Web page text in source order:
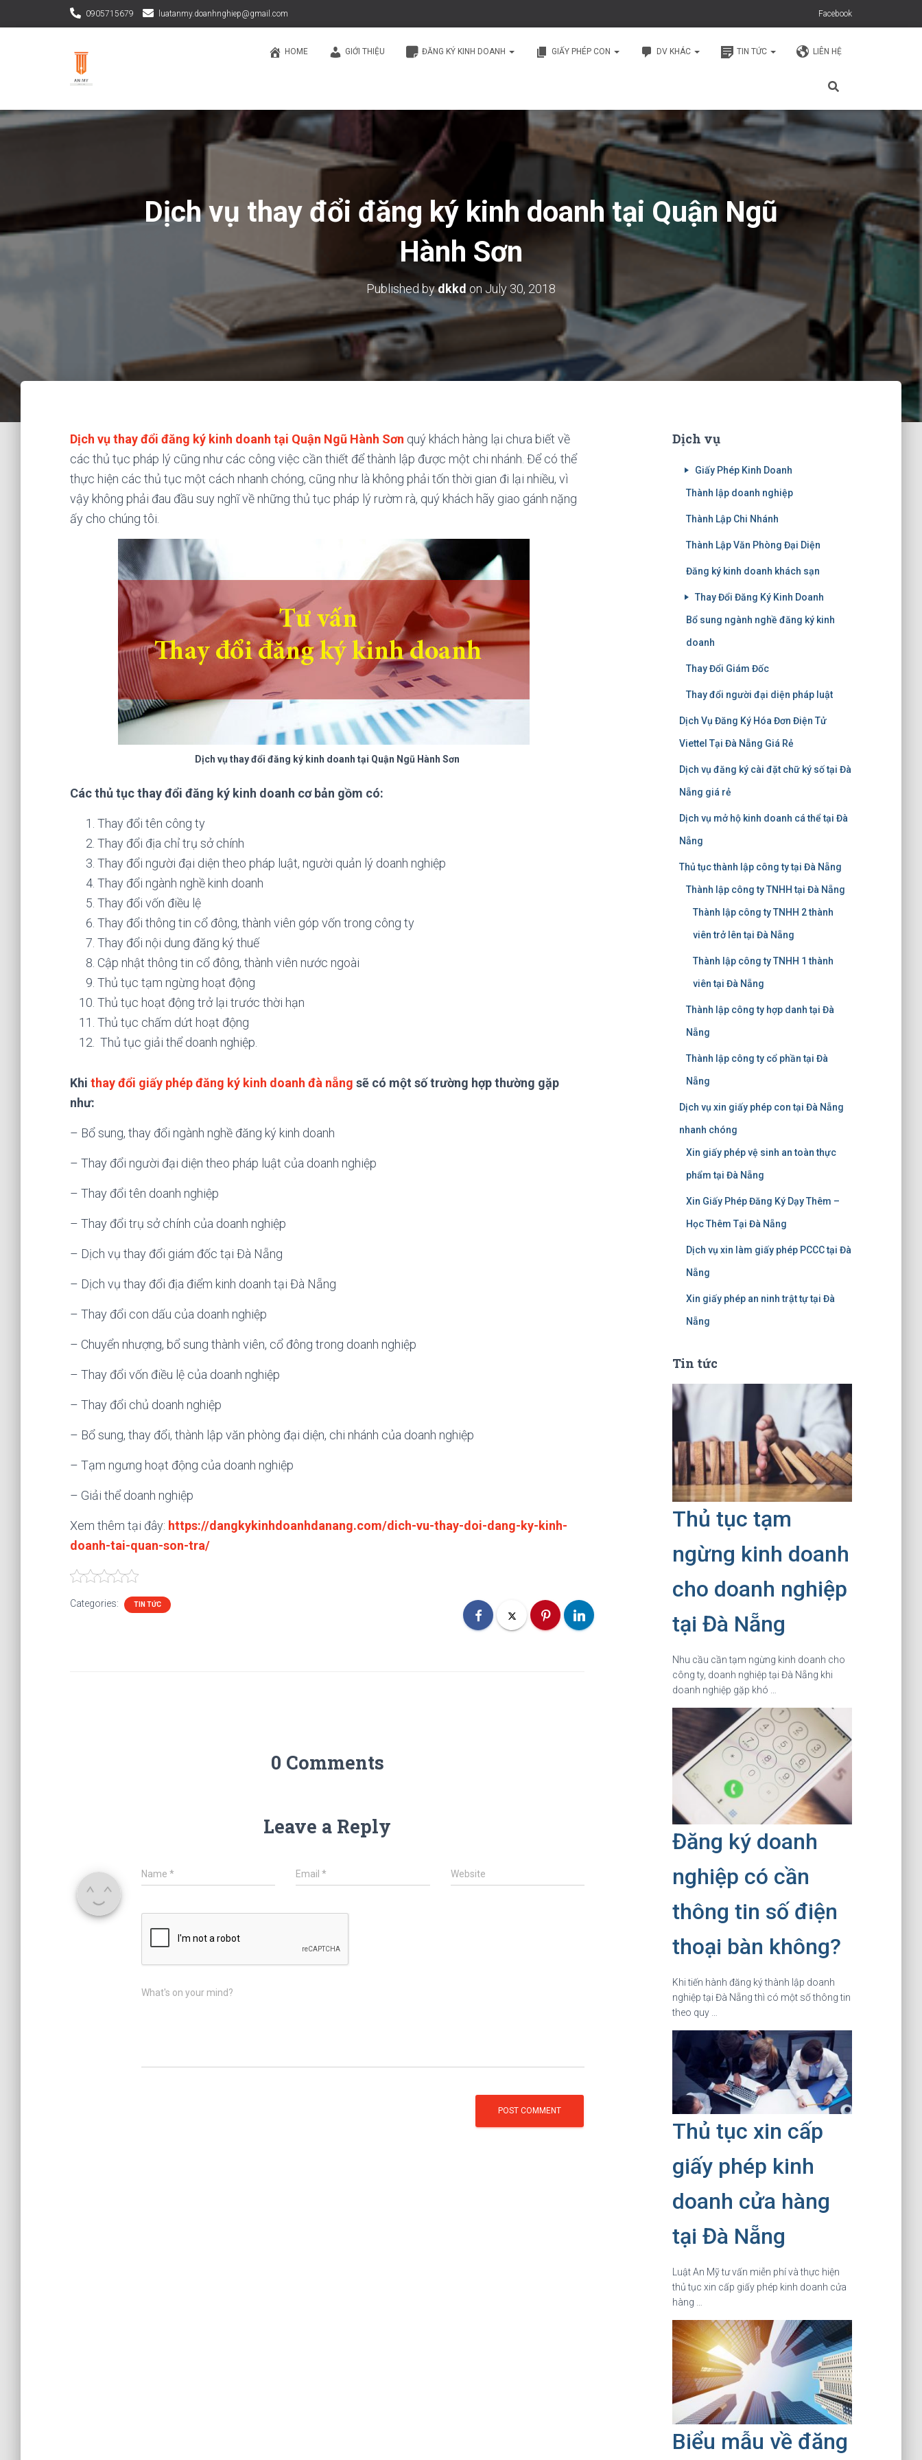
Facebook
0905715679 luatanmy.doanhnghiep@gmail.com
HOME GIỚI THIỆU ĐĂNG KÝ KINH DOANH GIẤY PHÉP CON DV KHÁC TIN TỨC LIÊN HỆ
Dịch vụ thay đổi đăng ký kinh doanh tại Quận Ngũ
Hành Sơn
Published bydkkd on July 30, 2018
Dịch vụ thay đổi đăng ký kinh doanh tại Quận Ngũ Hành Sơn quý khách hàng lại chưa biết về
các thủ tục pháp lý cũng như các công việc cần thiết để thành lập được một chi nhánh. Để có thể
thực hiện các thủ tục một cách nhanh chóng, cũng như là không phải tốn thời gian đi lại nhiều, vì
vậy không phải đau đầu suy nghĩ về những thủ tục pháp lý rườm rà, quý khách hãy giao gánh nặng
ấy cho chúng tôi.
Dịch vụ thay đổi đăng ký kinh doanh tại Quận Ngũ Hành Sơn
Các thủ tục thay đổi đăng ký kinh doanh cơ bản gồm có:
Thay đổi tên công ty
Thay đổi địa chỉ trụ sở chính
Thay đổi người đại diện theo pháp luật, người quản lý doanh nghiệp
Thay đổi ngành nghề kinh doanh
Thay đổi vốn điều lệ
Thay đổi thông tin cổ đông, thành viên góp vốn trong công ty
Thay đổi nội dung đăng ký thuế
Cập nhật thông tin cổ đông, thành viên nước ngoài
Thủ tục tạm ngừng hoạt động
Thủ tục hoạt động trở lại trước thời hạn
Thủ tục chấm dứt hoạt động
Thủ tục giải thể doanh nghiệp.
Khi thay đổi giấy phép đăng ký kinh doanh đà nẵng sẽ có một số trường hợp thường gặp
như:
– Bổ sung, thay đổi ngành nghề đăng ký kinh doanh
– Thay đổi người đại diện theo pháp luật của doanh nghiệp
– Thay đổi tên doanh nghiệp
– Thay đổi trụ sở chính của doanh nghiệp
– Dịch vụ thay đổi giám đốc tại Đà Nẵng
– Dịch vụ thay đổi địa điểm kinh doanh tại Đà Nẵng
– Thay đổi con dấu của doanh nghiệp
– Chuyển nhượng, bổ sung thành viên, cổ đông trong doanh nghiệp
– Thay đổi vốn điều lệ của doanh nghiệp
– Thay đổi chủ doanh nghiệp
– Bổ sung, thay đổi, thành lập văn phòng đại diện, chi nhánh của doanh nghiệp
– Tạm ngưng hoạt động của doanh nghiệp
– Giải thể doanh nghiệp
Xem thêm tại đây: https://dangkykinhdoanhdanang.com/dich-vu-thay-doi-dang-ky-kinh-
doanh-tai-quan-son-tra/
Categories: TIN TỨC
0 Comments
Leave a Reply
Name * Email* Website
What's on your mind?
Dịch vụ
Giấy Phép Kinh Doanh
Thành lập doanh nghiệp
Thành Lập Chi Nhánh
Thành Lập Văn Phòng Đại Diện
Đăng ký kinh doanh khách sạn
Thay Đổi Đăng Ký Kinh Doanh
Bổ sung ngành nghề đăng ký kinh
doanh
Thay Đổi Giám Đốc
Thay đổi người đại diện pháp luật
Dịch Vụ Đăng Ký Hóa Đơn Điện Tử
Viettel Tại Đà Nẵng Giá Rẻ
Dịch vụ đăng ký cài đặt chữ ký số tại Đà
Nẵng giá rẻ
Dịch vụ mở hộ kinh doanh cá thể tại Đà
Nẵng
Thủ tục thành lập công ty tại Đà Nẵng
Thành lập công ty TNHH tại Đà Nẵng
Thành lập công ty TNHH 2 thành
viên trở lên tại Đà Nẵng
Thành lập công ty TNHH 1 thành
viên tại Đà Nẵng
Thành lập công ty hợp danh tại Đà
Nẵng
Thành lập công ty cổ phần tại Đà
Nẵng
Dịch vụ xin giấy phép con tại Đà Nẵng
nhanh chóng
Xin giấy phép vệ sinh an toàn thực
phẩm tại Đà Nẵng
Xin Giấy Phép Đăng Ký Dạy Thêm –
Học Thêm Tại Đà Nẵng
Dịch vụ xin làm giấy phép PCCC tại Đà
Nẵng
Xin giấy phép an ninh trật tự tại Đà
Nẵng
Tin tức
Thủ tục tạm
ngừng kinh doanh
cho doanh nghiệp
tại Đà Nẵng
Nhu cầu cần tạm ngừng kinh doanh cho
công ty, doanh nghiệp tại Đà Nẵng khi
doanh nghiệp gặp khó …
Đăng ký doanh
nghiệp có cần
thông tin số điện
thoại bàn không?
Khi tiến hành đăng ký thành lập doanh
nghiệp tại Đà Nẵng thì có một số thông tin
theo quy …
Thủ tục xin cấp
giấy phép kinh
doanh cửa hàng
tại Đà Nẵng
Luật An Mỹ tư vấn miễn phí và thực hiện
thủ tục xin cấp giấy phép kinh doanh cửa
hàng …
Biểu mẫu về đăng